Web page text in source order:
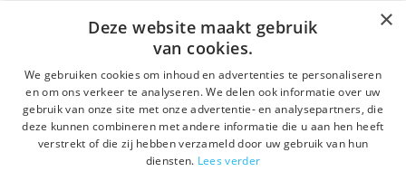
Visites guidées
Gand en un jour
Visite guidée du centre
SOCIALS
Facebook
Instagram
LinkedIn
×
Deze website maakt gebruik
van cookies.
We gebruiken cookies om inhoud en advertenties te personaliseren
en om ons verkeer te analyseren. We delen ook informatie over uw
gebruik van onze site met onze advertentie- en analysepartners, die
deze kunnen combineren met andere informatie die u aan hen heeft
verstrekt of die zij hebben verzameld door uw gebruik van hun
diensten. Lees verder